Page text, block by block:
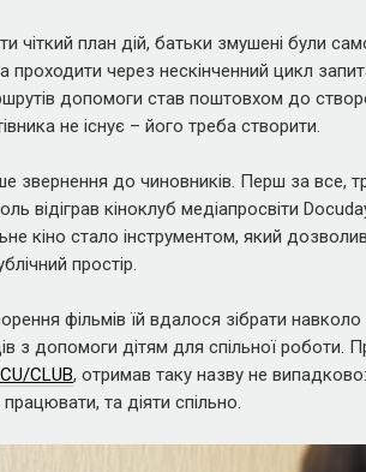
чіткий план дій, батьки змушені були
проходити через нескінченний цикл
допомоги став поштовхом до
не існує – його треба створити.
звернення до чиновників. Перш за все,
відіграв кіноклуб медіапросвіти
кіно стало інструментом, який
простір.
фільмів їй вдалося зібрати
з допомоги дітям для спільної роботи.
CLUB, отримав таку назву не
та діяти спільно.